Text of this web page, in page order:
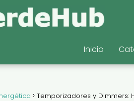
Inicio
Temporizadores y Dimmers: